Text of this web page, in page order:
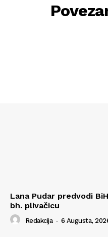
Lana Pudar predvodi
bh. plivačicu
Redakcija - 6 Augusta,